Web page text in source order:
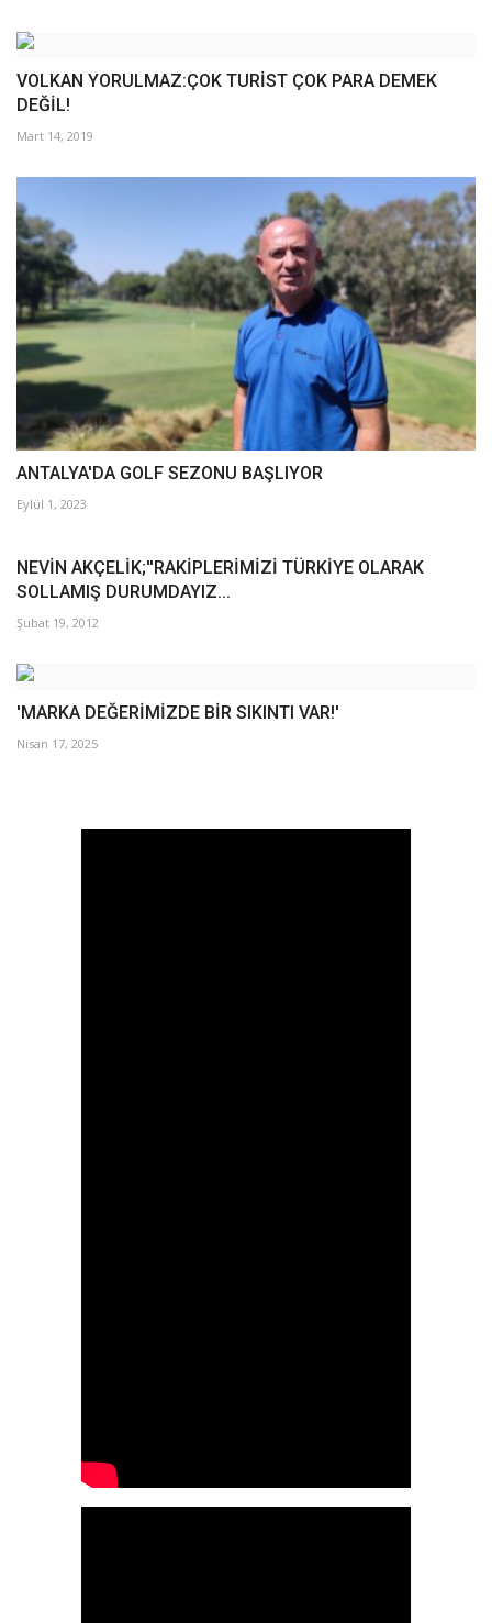
VOLKAN YORULMAZ:ÇOK TURİST ÇOK PARA DEMEK
DEĞİL!
Mart 14, 2019
ANTALYA'DA GOLF SEZONU BAŞLIYOR
Eylül 1, 2023
NEVİN AKÇELİK;''RAKİPLERİMİZİ TÜRKİYE OLARAK
SOLLAMIŞ DURUMDAYIZ...
Şubat 19, 2012
'MARKA DEĞERİMİZDE BİR SIKINTI VAR!'
Nisan 17, 2025